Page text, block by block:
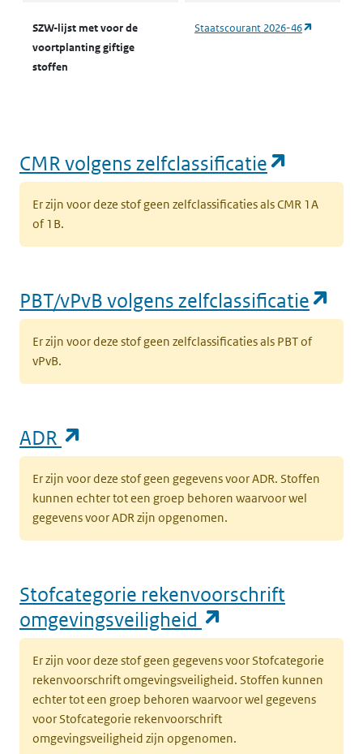
SZW-lijst met voor de
voortplanting giftige
stoffen
Staatscourant 2026-46
CMR volgens zelfclassificatie
Er zijn voor deze stof geen zelfclassificaties als CMR 1A
of 1B.
PBT/vPvB volgens zelfclassificatie
Er zijn voor deze stof geen zelfclassificaties als PBT of
vPvB.
ADR
Er zijn voor deze stof geen gegevens voor ADR. Stoffen
kunnen echter tot een groep behoren waarvoor wel
gegevens voor ADR zijn opgenomen.
Stofcategorie rekenvoorschrift
omgevingsveiligheid
Er zijn voor deze stof geen gegevens voor Stofcategorie
rekenvoorschrift omgevingsveiligheid. Stoffen kunnen
echter tot een groep behoren waarvoor wel gegevens
voor Stofcategorie rekenvoorschrift
omgevingsveiligheid zijn opgenomen.